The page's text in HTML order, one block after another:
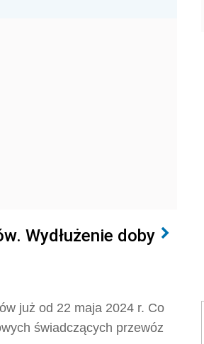
Wydłużenie doby
już od 22 maja 2024 r. Co
świadczących przewóz